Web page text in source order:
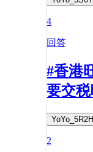
4
回答
#香港
要交
2